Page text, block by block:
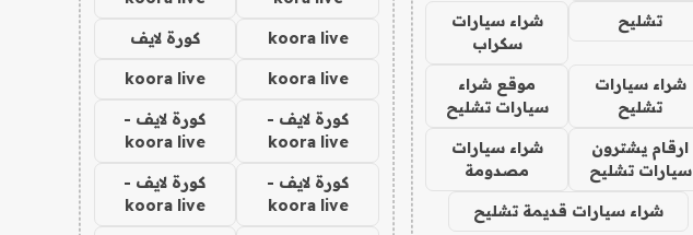
تشليح
شراء سيارات
سكراب
شراء سيارات
تشليح
موقع شراء
سيارات تشليح
ارقام يشترون
سيارات تشليح
شراء سيارات
مصدومة
شراء سيارات قديمة تشليح
koora live كورة لايف
koora live
koora live
كورة لايف -
koora live
كورة لايف -
koora live
كورة لايف -
koora live
كورة لايف -
koora live